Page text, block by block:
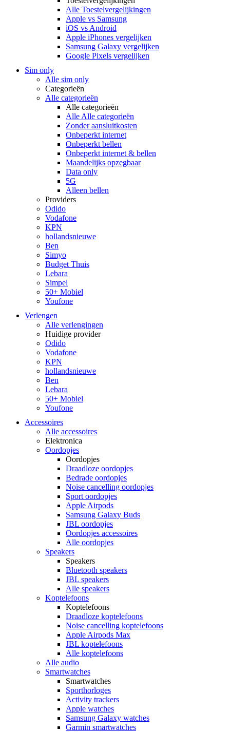
Alle Toestelvergelijkingen
Apple vs Samsung
iOS vs Android
Apple iPhones vergelijken
Samsung Galaxy vergelijken
Google Pixels vergelijken
Sim only
Alle sim only
Categorieën
Alle categorieën
Alle categorieën
Alle Alle categorieën
Zonder aansluitkosten
Onbeperkt internet
Onbeperkt bellen
Onbeperkt internet & bellen
Maandelijks opzegbaar
Data only
5G
Alleen bellen
Providers
Odido
Vodafone
KPN
hollandsnieuwe
Ben
Simyo
Budget Thuis
Lebara
Simpel
50+ Mobiel
Youfone
Verlengen
Alle verlengingen
Huidige provider
Odido
Vodafone
KPN
hollandsnieuwe
Ben
Lebara
50+ Mobiel
Youfone
Accessoires
Alle accessoires
Elektronica
Oordopjes
Oordopjes
Draadloze oordopjes
Bedrade oordopjes
Noise cancelling oordopjes
Sport oordopjes
Apple Airpods
Samsung Galaxy Buds
JBL oordopjes
Oordopjes accessoires
Alle oordopjes
Speakers
Speakers
Bluetooth speakers
JBL speakers
Alle speakers
Koptelefoons
Koptelefoons
Draadloze koptelefoons
Noise cancelling koptelefoons
Apple Airpods Max
JBL koptelefoons
Alle koptelefoons
Alle audio
Smartwatches
Smartwatches
Sporthorloges
Activity trackers
Apple watches
Samsung Galaxy watches
Garmin smartwatches